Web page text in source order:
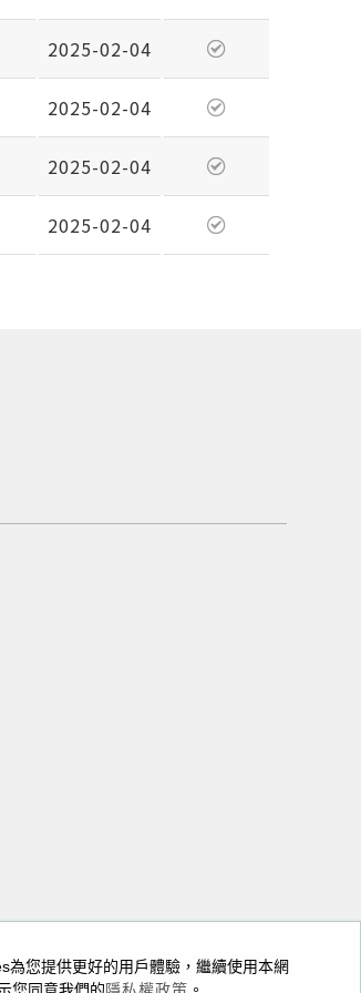
為您提供更好的用戶體驗，繼續使用本網
2025-02-04
2025-02-04
2025-02-04
2025-02-04